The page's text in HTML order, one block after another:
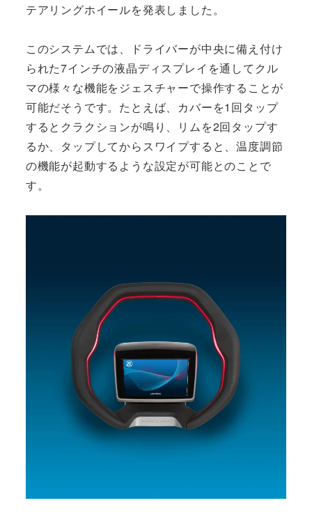
テアリングホイールを発表しました。
このシステムでは、ドライバーが中央に備え付け
られた7インチの液晶ディスプレイを通してクル
マの様々な機能をジェスチャーで操作することが
可能だそうです。たとえば、カバーを1回タップ
するとクラクションが鳴り、リムを2回タップす
るか、タップしてからスワイプすると、温度調節
の機能が起動するような設定が可能とのことで
す。